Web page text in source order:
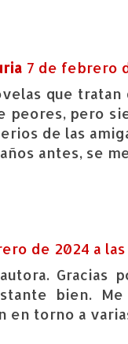
7 de febrero
que
peores, pero
de las
antes, se
de 2024 a las
Gracias
bien.
en torno a